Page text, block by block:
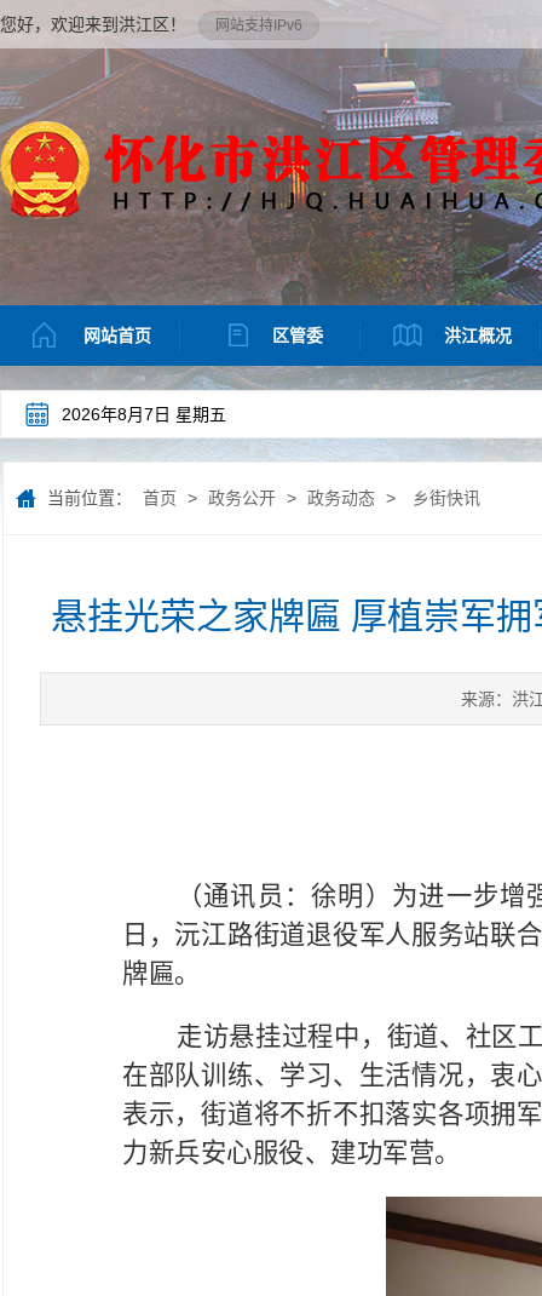
您好，欢迎来到洪江区！ 网站支持IPv6
网站首页 区管委 洪江概况
2026年8月7日 星期五
当前位置： 首页 > 政务公开 > 政务动态 > 乡街快讯
悬挂光荣之家牌匾 厚植崇军
来源：洪
（通讯员：徐明） 为进一步增
日，沅江路街道退役军人服务站联
牌匾。
走访悬挂过程中，街道、社区
在部队训练、学习、生活情况，衷
表示，街道将不折不扣落实各项拥
力新兵安心服役、建功军营。